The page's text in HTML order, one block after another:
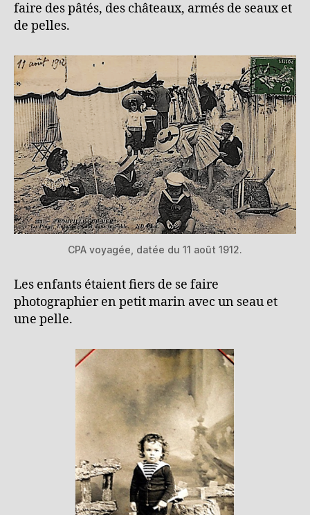
faire des pâtés, des châteaux, armés de seaux et
de pelles.
CPA voyagée, datée du 11 août 1912.
Les enfants étaient fiers de se faire
photographier en petit marin avec un seau et
une pelle.